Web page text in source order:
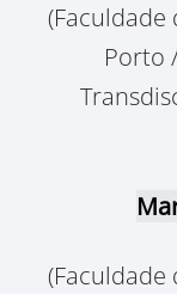
(Faculdade
Porto
(Faculdade